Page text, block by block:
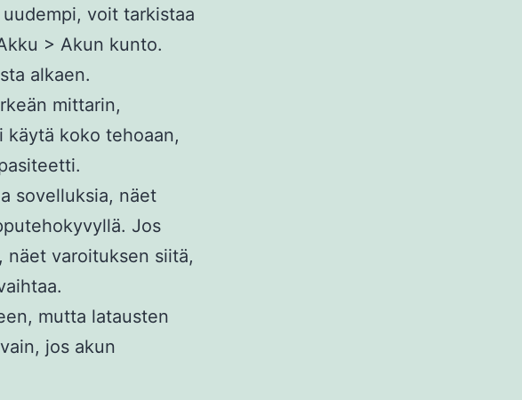
uudempi, voit tarkistaa
> Akun kunto.
alkaen.
mittarin,
käytä koko tehoaan,
sovelluksia, näet
Jos
näet varoituksen siitä,
mutta latausten
jos akun